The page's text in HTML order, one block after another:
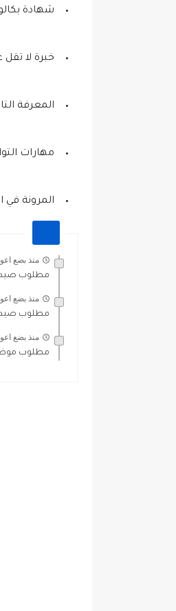
شهادة
خبرة لا
المعرفة
مهارات
المرونة في
منذ بضع
مطلوب
منذ بضع
مطلوب
منذ بضع
مطلوب